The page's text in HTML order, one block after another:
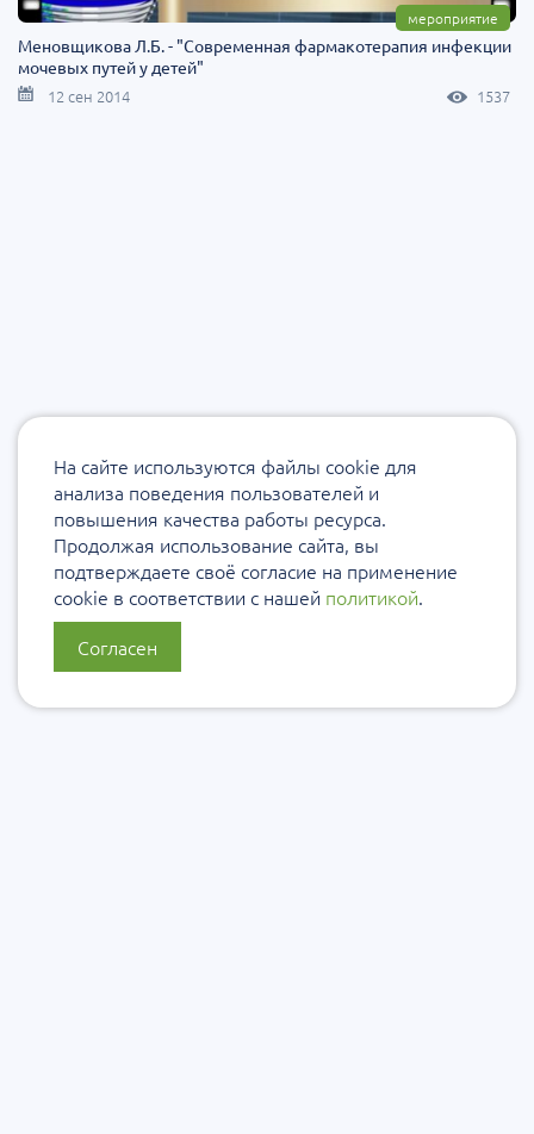
мероприятие
Меновщикова Л.Б. - "Современная фармакотерапия инфекции
мочевых путей у детей"
12 сен 2014 1537
На сайте используются файлы cookie для
анализа поведения пользователей и
повышения качества работы ресурса.
Продолжая использование сайта, вы
подтверждаете своё согласие на применение
cookie в соответствии с нашей политикой.
Согласен